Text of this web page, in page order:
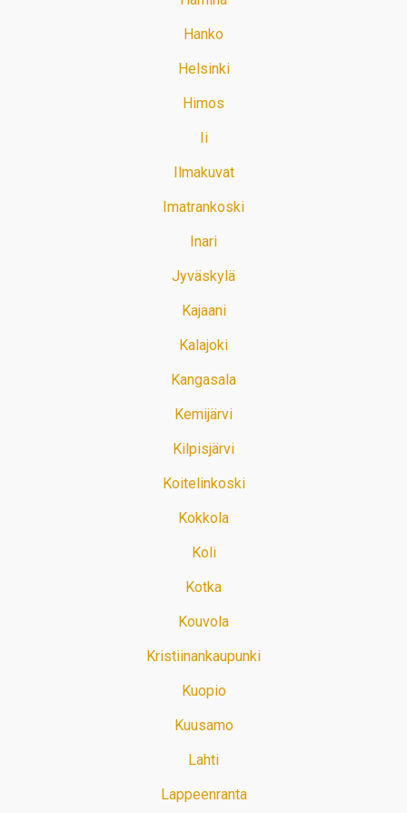
Hanko
Helsinki
Himos
Ii
Ilmakuvat
Imatrankoski
Inari
Jyväskylä
Kajaani
Kalajoki
Kangasala
Kemijärvi
Kilpisjärvi
Koitelinkoski
Kokkola
Koli
Kotka
Kouvola
Kristiinankaupunki
Kuopio
Kuusamo
Lahti
Lappeenranta